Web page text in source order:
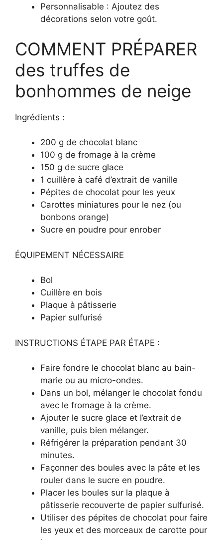
Personnalisable : Ajoutez des
décorations selon votre goût.
COMMENT PRÉPARER
des truffes de
bonhommes de neige
Ingrédients :
200 g de chocolat blanc
100 g de fromage à la crème
150 g de sucre glace
1 cuillère à café d’extrait de vanille
Pépites de chocolat pour les yeux
Carottes miniatures pour le nez (ou
bonbons orange)
Sucre en poudre pour enrober
ÉQUIPEMENT NÉCESSAIRE
Bol
Cuillère en bois
Plaque à pâtisserie
Papier sulfurisé
INSTRUCTIONS ÉTAPE PAR ÉTAPE :
Faire fondre le chocolat blanc au bain-
marie ou au micro-ondes.
Dans un bol, mélanger le chocolat fondu
avec le fromage à la crème.
Ajouter le sucre glace et l’extrait de
vanille, puis bien mélanger.
Réfrigérer la préparation pendant 30
minutes.
Façonner des boules avec la pâte et les
rouler dans le sucre en poudre.
Placer les boules sur la plaque à
pâtisserie recouverte de papier sulfurisé.
Utiliser des pépites de chocolat pour faire
les yeux et des morceaux de carotte pour